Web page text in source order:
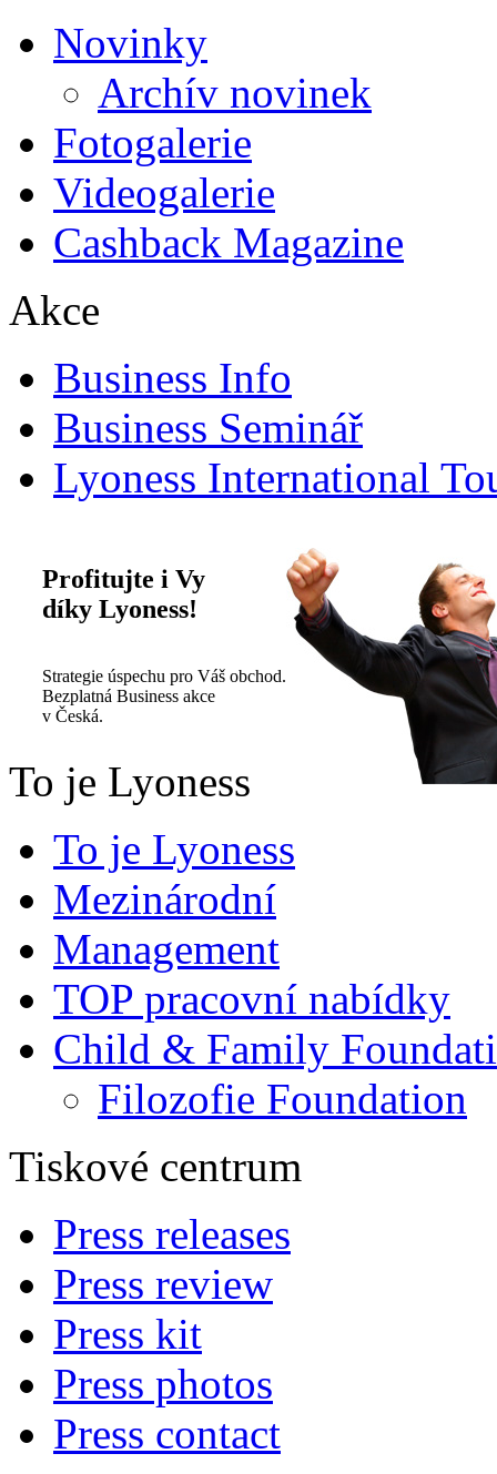
Novinky
Archív novinek
Fotogalerie
Videogalerie
Cashback Magazine
Akce
Business Info
Business Seminář
Lyoness International
Profitujte i Vy
díky Lyoness!
Strategie úspechu pro Váš obchod.
Bezplatná Business akce
v Česká.
To je Lyoness
To je Lyoness
Mezinárodní
Management
TOP pracovní nabídky
Child & Family
Filozofie Foundation
Tiskové centrum
Press releases
Press review
Press kit
Press photos
Press contact